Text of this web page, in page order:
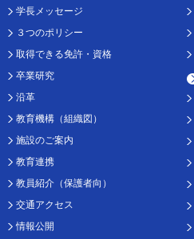
学長メッセージ
３つのポリシー
取得できる免許・資格
卒業研究
沿革
教育機構（組織図）
施設のご案内
教育連携
教員紹介（保護者向）
交通アクセス
情報公開